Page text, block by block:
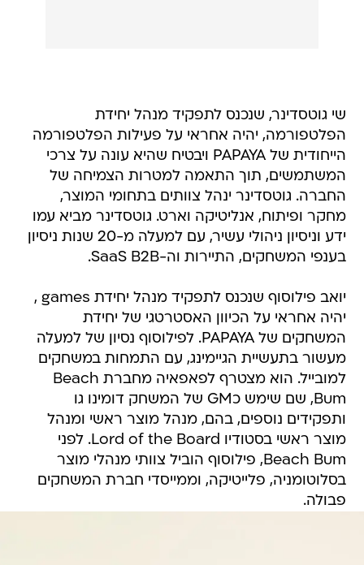
שי גוטסדינר, שנכנס לתפקיד מנהל יחידת
הפלטפורמה, יהיה אחראי על פעילות הפלטפורמה
הייחודית של PAPAYA ויבטיח שהיא עונה על צרכי
המשתמשים, תוך התאמה למטרות הצמיחה של
החברה. גוטסדינר ינהל צוותים בתחומי המוצר,
מחקר ופיתוח, אנליטיקה וארט. גוטסדינר מביא עמו
ידע וניסיון ניהולי עשיר, עם למעלה מ-20 שנות ניסיון
בענפי המשחקים, התיירות וה-SaaS B2B.
יואב פילוסוף שנכנס לתפקיד מנהל יחידת games ,
יהיה אחראי על הכיוון האסטרטגי של יחידת
המשחקים של PAPAYA. לפילוסוף נסיון של למעלה
מעשור בתעשיית הגיימינג, עם התמחות במשחקים
למובייל. הוא מצטרף לפאפאיה מחברת Beach
Bum, שם שימש כGM של המשחק דומינו גו
ותפקידים נוספים, בהם, מנהל מוצר ראשי ומנהל
מוצר ראשי בסטודיו Lord of the Board. לפני
Beach Bum, פילוסוף הוביל צוותי מנהלי מוצר
בסלוטומניה, פלייטיקה, וממייסדי חברת המשחקים
פבולה.